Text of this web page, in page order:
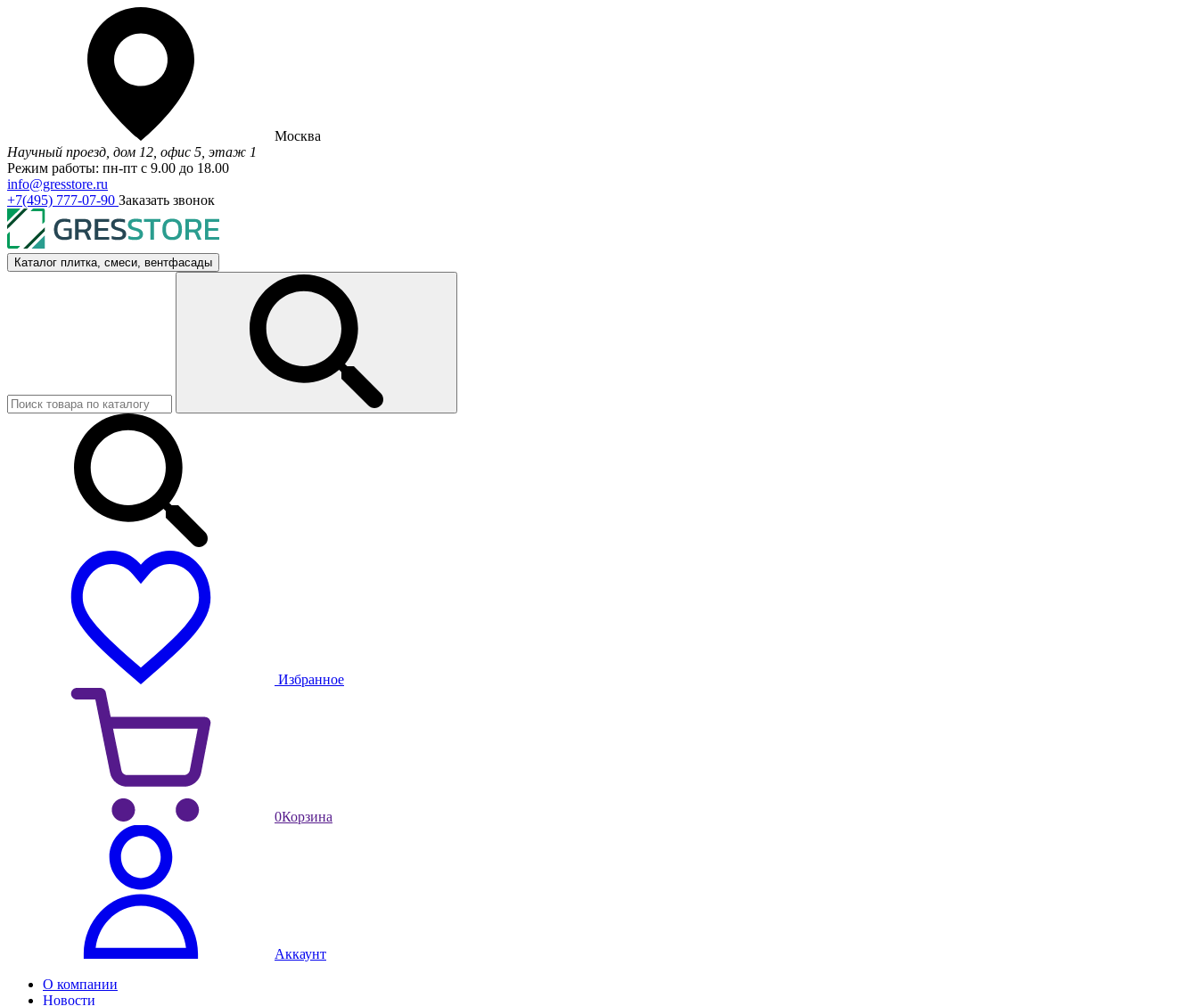
Москва
Научный проезд, дом 12, офис 5, этаж 1
Режим работы: пн-пт с 9.00 до 18.00
info@gresstore.ru
+7(495) 777-07-90 Заказать звонок
Каталог плитка, смеси, вентфасады
Избранное
0Корзина
Аккаунт
О компании
Новости